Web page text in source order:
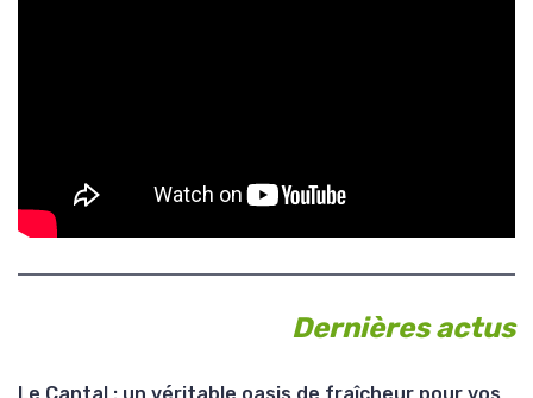
Dernières actus